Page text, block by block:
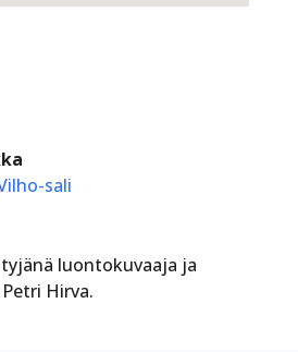
sali
luontokuvaaja ja
Hirva.